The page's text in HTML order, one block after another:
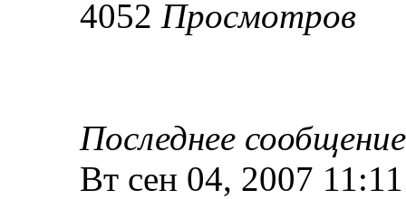
4052 Просмотров
Последнее
Вт сен 04, 2007